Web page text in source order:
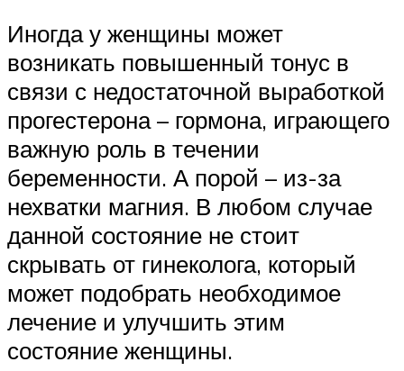
Иногда у женщины может
возникать повышенный тонус в
связи с недостаточной выработкой
прогестерона – гормона, играющего
важную роль в течении
беременности. А порой – из-за
нехватки магния. В любом случае
данной состояние не стоит
скрывать от гинеколога, который
может подобрать необходимое
лечение и улучшить этим
состояние женщины.